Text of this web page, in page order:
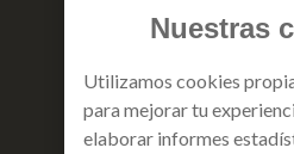
mayor velocidad
Nuestras
Utilizamos cookies
para mejorar tu
elaborar informes